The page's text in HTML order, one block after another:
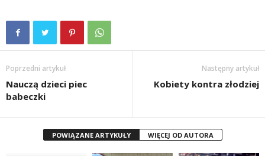
Poprzedni artykuł
Nauczą dzieci piec
babeczki
Następny artykuł
Kobiety kontra złodziej
POWIĄZANE ARTYKUŁY WIĘCEJ OD AUTORA